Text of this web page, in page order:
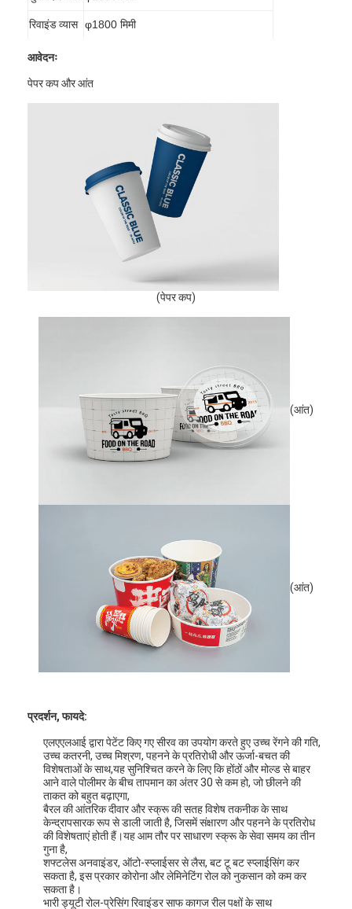
घर
उत्पादों
हमारे बारे में
रिवाइंड व्यास φ1800 मिमी
आवेदनः
पेपर कप और आंत
(पेपर कप)
(आंत)
(आंत)
प्रदर्शन, फायदे:
एलएएलआई द्वारा पेटेंट किए गए सीरव का उपयोग करते हुए उच्च रेंगने की गति,
उच्च कतरनी, उच्च मिश्रण, पहनने के प्रतिरोधी और ऊर्जा-बचत की
विशेषताओं के साथ,यह सुनिश्चित करने के लिए कि होंठों और मोल्ड से बाहर
आने वाले पोलीमर के बीच तापमान का अंतर 30 से कम हो, जो छीलने की
ताकत को बहुत बढ़ाएगा,
बैरल की आंतरिक दीवार और स्क्रू की सतह विशेष तकनीक के साथ
केन्द्रापसारक रूप से डाली जाती है, जिसमें संक्षारण और पहनने के प्रतिरोध
की विशेषताएं होती हैं।यह आम तौर पर साधारण स्क्रू के सेवा समय का तीन
गुना है,
शफ्टलेस अनवाइंडर, ऑटो-स्प्लाईसर से लैस, बट टू बट स्प्लाईसिंग कर
सकता है, इस प्रकार कोरोना और लेमिनेटिंग रोल को नुकसान को कम कर
सकता है।
भारी ड्यूटी रोल-प्रेसिंग रिवाइंडर साफ कागज रील पक्षों के साथ